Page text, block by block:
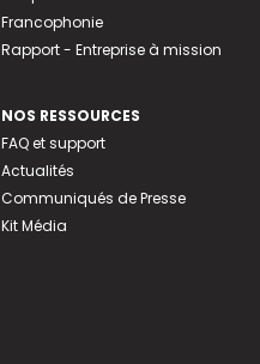
Francophonie
Rapport - Entreprise à mission
NOS RESSOURCES
FAQ et support
Actualités
Communiqués de Presse
Kit Média